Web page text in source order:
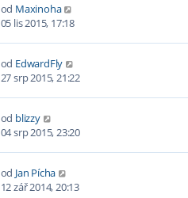
od Maxinoha
05 lis 2015, 17:18
od EdwardFly
27 srp 2015, 21:22
od blizzy
04 srp 2015, 23:20
od Jan Pícha
12 zář 2014, 20:13